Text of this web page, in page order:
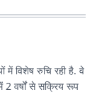
में विशेष रुचि रही है. वे
2 वर्षों से सक्रिय रूप